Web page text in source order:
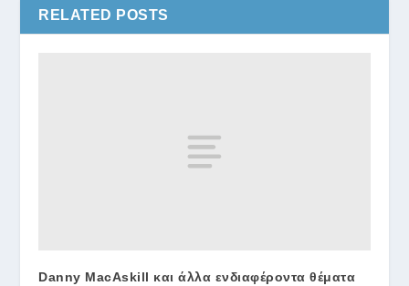
RELATED POSTS
Danny MacAskill και άλλα ενδιαφέροντα θέματα